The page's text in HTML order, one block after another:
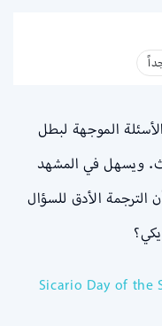
الموجهة لبطل
ويسهل في المشهد
الترجمة الأدق للسؤال